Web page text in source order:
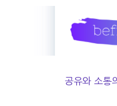
공유와 소통